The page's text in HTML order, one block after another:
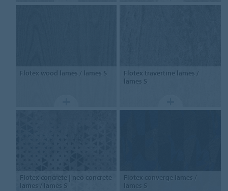
Flotex wood lames / lames S Flotex travertine lames /
lames S
Flotex concrete | neo concrete
lames / lames S
Flotex converge lames /
lames S